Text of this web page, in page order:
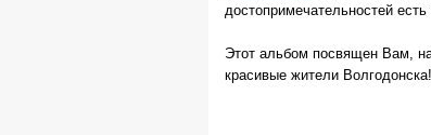
достопримечательностей
Этот альбом посвящен Вам,
красивые жители Волгодонска!